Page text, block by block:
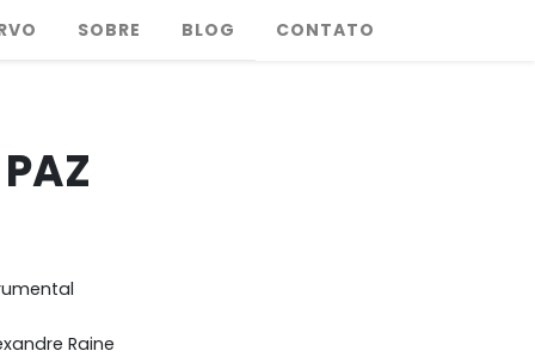
SOBRE BLOG CONTATO
Raine